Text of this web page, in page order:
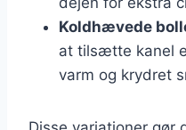
Koldhævede
at tilsætte kanel
varm og krydret